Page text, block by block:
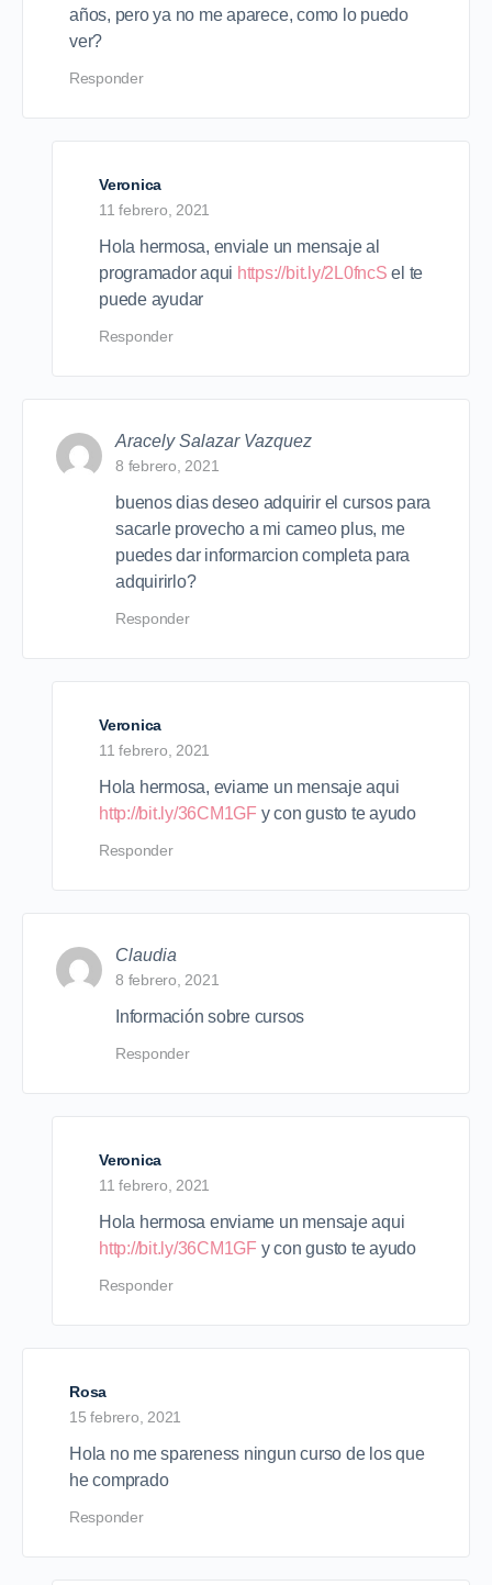
años, pero ya no me aparece, como lo puedo
ver?
Responder
Veronica
11 febrero, 2021
Hola hermosa, enviale un mensaje al
programador aqui https://bit.ly/2L0fncS el te
puede ayudar
Responder
Aracely Salazar Vazquez
8 febrero, 2021
buenos dias deseo adquirir el cursos para
sacarle provecho a mi cameo plus, me
puedes dar informarcion completa para
adquirirlo?
Responder
Veronica
11 febrero, 2021
Hola hermosa, eviame un mensaje aqui
http://bit.ly/36CM1GF y con gusto te ayudo
Responder
Claudia
8 febrero, 2021
Información sobre cursos
Responder
Veronica
11 febrero, 2021
Hola hermosa enviame un mensaje aqui
http://bit.ly/36CM1GF y con gusto te ayudo
Responder
Rosa
15 febrero, 2021
Hola no me spareness ningun curso de los que
he comprado
Responder